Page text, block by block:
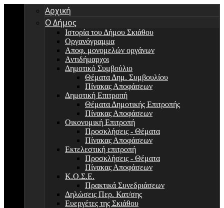
Αρχική
Ο Δήμος
Ιστορία του Δήμου Σκιάθου
Οργανόγραμμα
Αποφ. μονομελών οργάνων
Αντιδήμαρχοι
Δημοτικό Συμβούλιο
Θέματα Δημ. Συμβουλίου
Πίνακας Αποφάσεων
Δημοτική Επιτροπή
Θέματα Δημοτικής Επιτροπής
Πίνακας Αποφάσεων
Οικονομική Επιτροπή
Προσκλήσεις - Θέματα
Πίνακας Αποφάσεων
Εκτελεστική επιτροπή
Προσκλήσεις - Θέματα
Πίνακας Αποφάσεων
Κ.Ο.Σ.Ε.
Πρακτικά Συνεδριάσεων
Δηλώσεις Περ. Κατ/σης
Ευεργέτες της Σκιάθου